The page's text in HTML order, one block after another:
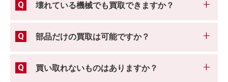
壊れている機械でも買取できますか？
部品だけの買取は可能ですか？
買い取れないものはありますか？